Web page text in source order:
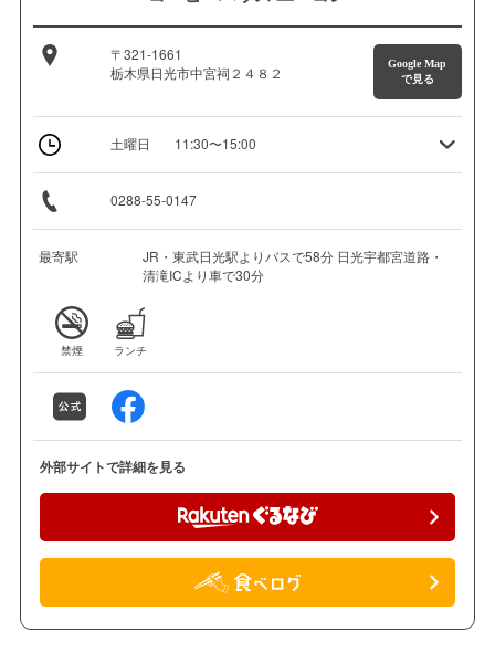
〒321-1661
栃木県日光市中宮祠２４８２
Google Map
で見る
土曜日 11:30〜15:00
0288-55-0147
最寄駅
JR・東武日光駅よりバスで58分 日光宇都宮道路・
清滝ICより車で30分
禁煙 ランチ
外部サイトで詳細を見る